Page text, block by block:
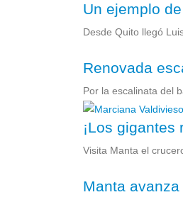
Un ejemplo
Desde Quito llegó
Renovada
Por la escalinata del
¡Los gigantes
Visita Manta el
Manta